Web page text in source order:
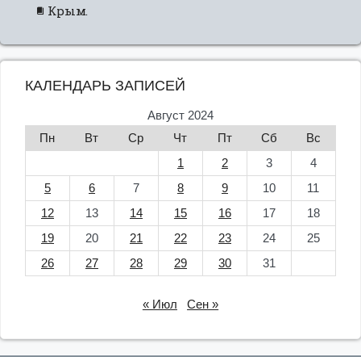
Крым.
КАЛЕНДАРЬ ЗАПИСЕЙ
Август 2024
Пн
Вт Ср Чт Пт Сб
Вс
1
2 3
4
5
6 7 8 9 10
11
12
13 14 15 16 17
18
19
20 21 22 23 24
25
26
27 28 29 30 31
« Июл Сен »